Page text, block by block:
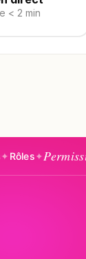
< 2 min
✦Flux✦